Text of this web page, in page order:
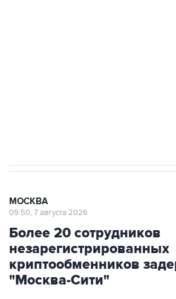
МОСКВА
09:50, 7 августа 2026
Более 20 сотрудников
незарегистрированных
криптообменников
"Москва-Сити"